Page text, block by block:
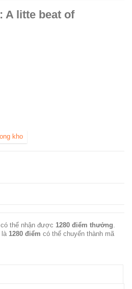
A litte beat of
kho
thể nhận được 1280 điểm thưởng.
là 1280 điểm có thể chuyển thành mã